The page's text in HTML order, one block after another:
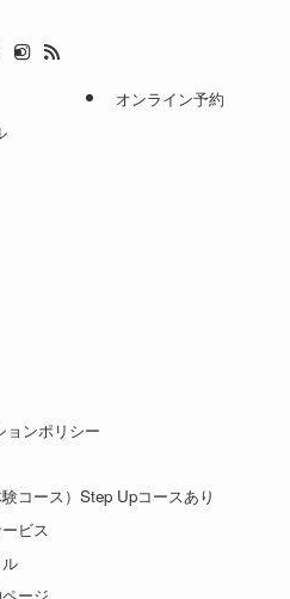
ョンポリシー
オンライン予約
コース）Step Upコースあり
ビス